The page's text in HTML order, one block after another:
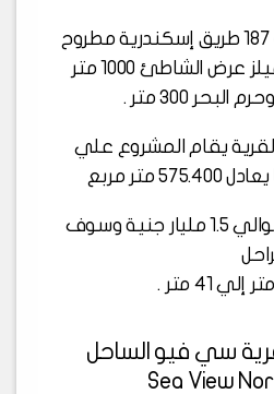
تقع القرية في الكيلو 187 طريق إسكندرية مطروح
بين قرية ذا شور كوال هيلز عرض الشاطئ 1000 متر
يقام المشروع علي
حجم أستثمارات يصل حوالي 1.5 مليار جنية وسوف
سي فيو الساحل